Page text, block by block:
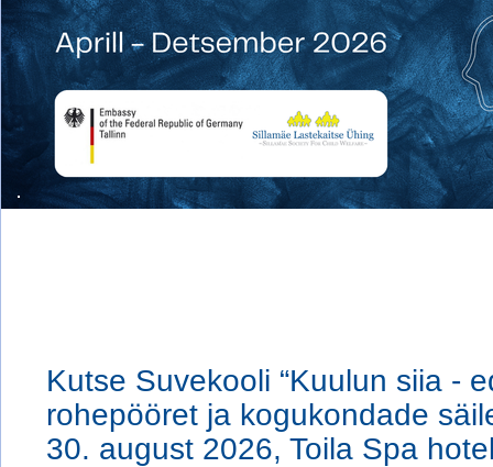
Kutse Suvekooli “Kuulun siia -
rohepööret ja kogukondade
30. august 2026, Toila Spa